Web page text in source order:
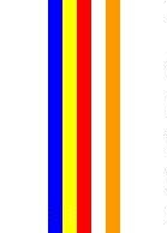
. .